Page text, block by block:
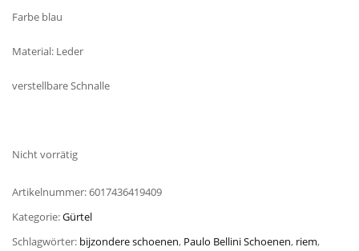
Farbe blau
Material: Leder
verstellbare Schnalle
Nicht vorrätig
Artikelnummer:6017436419409
Kategorie:Gürtel
Schlagwörter: bijzondere schoenen, Paulo Bellini Schoenen, riem,